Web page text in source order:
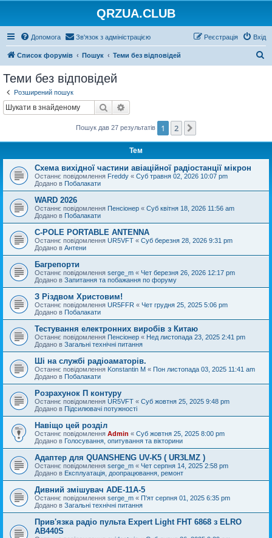
QRZUA.CLUB
Допомога Зв'язок з адміністрацією Вхід
Реєстрація
Список форумів Пошук Теми без відповідей
Теми без відповідей
Розширений пошук
Пошук
Пошук дав 27 результатів 1 2
Тем
Схема вихідної частини авіаційної радіостанції мікрон
Останнє повідомлення Freddy « Суб травня 02, 2026 10:07 pm
Додано в Побалакати
WARD 2026
Останнє повідомлення Пенсіонер « Суб квітня 18, 2026 11:56 am
Додано в Побалакати
C-POLE PORTABLE ANTENNA
Останнє повідомлення UR5VFT « Суб березня 28, 2026 9:31 pm
Додано в Антени
Багрепорти
Останнє повідомлення serge_m « Чет березня 26, 2026 12:17 pm
Додано в Запитання та побажання по форуму
З Різдвом Христовим!
Останнє повідомлення UR5FFR « Чет грудня 25, 2025 5:06 pm
Додано в Побалакати
Тестування електронних виробів з Китаю
Останнє повідомлення Пенсіонер « Нед листопада 23, 2025 2:41 pm
Додано в Загальні технічні питання
Ші на службі радіоаматорів.
Останнє повідомлення Konstantin M « Пон листопада 03, 2025 11:41 am
Додано в Побалакати
Розрахунок П контуру
Останнє повідомлення UR5VFT « Суб жовтня 25, 2025 9:48 pm
Додано в Підсилювачі потужності
Навіщо цей розділ
Останнє повідомлення Admin « Суб жовтня 25, 2025 8:00 pm
Додано в Голосування, опитування та вікторини
Адаптер для QUANSHENG UV-K5 ( UR3LMZ )
Останнє повідомлення serge_m « Чет серпня 14, 2025 2:58 pm
Додано в Експлуатація, доопрацювання, ремонт
Дивний змішувач ADE-11A-5
Останнє повідомлення serge_m « П'ят серпня 01, 2025 6:35 pm
Додано в Загальні технічні питання
Прив'язка радіо пульта Expert Light FHT 6868 з ELRO
AB440S